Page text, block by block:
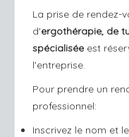
La prise de rendez-
d'ergothérapie, de
spécialisée est
l'entreprise.
Pour prendre un
professionnel:
Inscrivez le nom et